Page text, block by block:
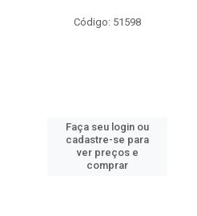
Código: 51598
Faça seu login ou
cadastre-se para
ver preços e
comprar